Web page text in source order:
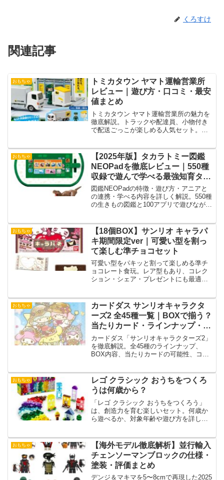
くろすけ
関連記事
おもちゃ
トミカタウン ヤマト運輸営業所
レビュー｜遊び方・口コミ・最安
値まとめ
トミカタウン ヤマト運輸営業所の魅力を
徹底解説。トラックや配達員、小物付き
で配送ごっこが楽しめる人気セット。口
おもちゃ
【2025年版】タカラトミー図鑑
NEOPadを徹底レビュー｜550種
収録で遊んで学べる最強知育タブ
レット
図鑑NEOPadの特徴・遊び方・アニアと
の連携・学べる内容を詳しく解説。550種
の生きもの図鑑と100アプリで遊びながら
おもちゃ
【18個BOX】サンリオ キャラパ
キ期間限定ver｜可愛い型を割っ
て楽しむ準チョコセット
可愛い型をパキッと割って楽しめる準チ
ョコレート食玩。レア型もあり、コレク
ション・シェア・プレゼントにも最適な
おもちゃ
カードダス サンリオキャラクタ
ーズ2 全45種一覧｜BOXで揃う？
当たりカード・ラインナップ・購
入方法を徹底解説
カードダス「サンリオキャラクターズ2」
を徹底解説。全45種のラインナップ、
BOX内容、当たりカードの可能性、コン
おもちゃ
レゴ クラシック おうちをつくろ
うは何歳から？
「レゴ クラシック おうちをつくろう」
は、創造力を育む楽しいセット。何歳か
ら遊べるか、対象年齢や遊び方を詳しく
おもちゃ
【海外モデル徹底解析】並行輸入
チェンソーマンブロックの仕様・
塗装・評価まとめ
デンジ＆マキマを5〜8cmで再現した2025